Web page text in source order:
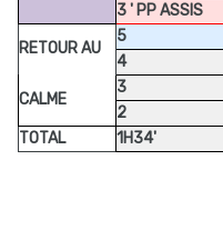
3 ' PP ASSIS
RETOUR AU
5
4
CALME
3
2
TOTAL
1H34'